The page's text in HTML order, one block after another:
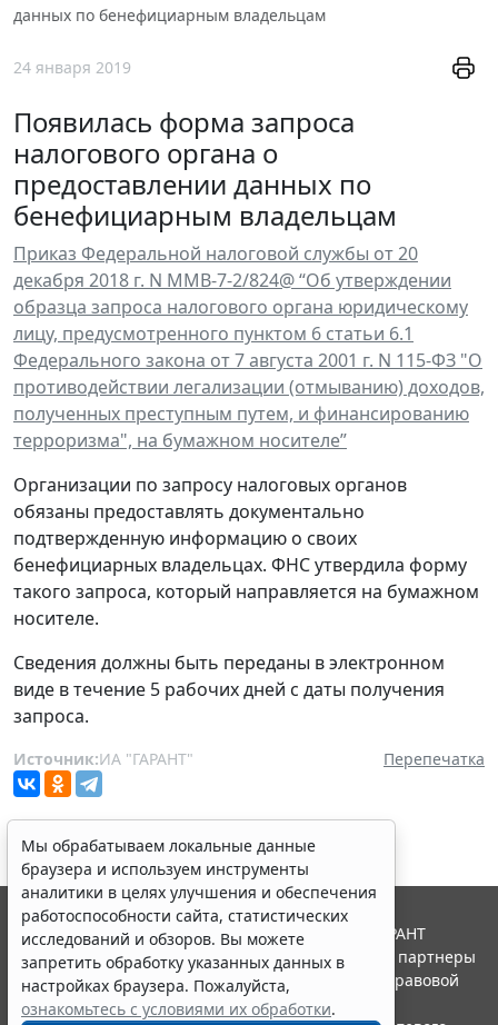
данных по бенефициарным владельцам
24 января 2019
Появилась форма запроса
налогового органа о
предоставлении данных по
бенефициарным владельцам
Приказ Федеральной налоговой службы от 20
декабря 2018 г. N ММВ-7-2/824@ “Об утверждении
образца запроса налогового органа юридическому
лицу, предусмотренного пунктом 6 статьи 6.1
Федерального закона от 7 августа 2001 г. N 115-ФЗ "О
противодействии легализации (отмыванию) доходов,
полученных преступным путем, и финансированию
терроризма", на бумажном носителе”
Организации по запросу налоговых органов
обязаны предоставлять документально
подтвержденную информацию о своих
бенефициарных владельцах. ФНС утвердила форму
такого запроса, который направляется на бумажном
носителе.
Сведения должны быть переданы в электронном
виде в течение 5 рабочих дней с даты получения
запроса.
Источник:ИА "ГАРАНТ" Перепечатка
Мы обрабатываем локальные данные
браузера и используем инструменты
аналитики в целях улучшения и обеспечения
работоспособности сайта, статистических
исследований и обзоров. Вы можете
запретить обработку указанных данных в
настройках браузера. Пожалуйста,
ознакомьтесь с условиями их обработки.
© ООО "НПП "ГАРАНТ-СЕРВИС", 2026. Система ГАРАНТ
выпускается с 1990 года. Компания "Гарант" и ее партнеры
являются участниками Российской ассоциации правовой
информации ГАРАНТ.